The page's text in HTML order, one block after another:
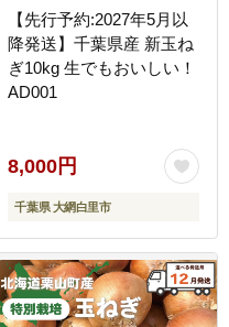
【先行予約:2027年5月以
降発送】千葉県産 新玉ね
ぎ10kg 生でもおいしい！
AD001
8,000円
千葉県 大網白里市